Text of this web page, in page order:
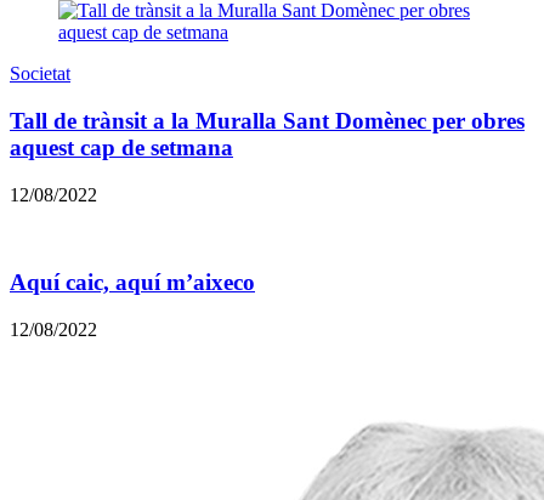
Societat
Tall de trànsit a la Muralla Sant Domènec per obres
aquest cap de setmana
12/08/2022
Aquí caic, aquí m’aixeco
12/08/2022